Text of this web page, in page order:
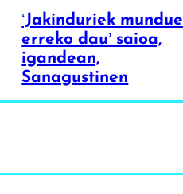
‘Jakinduriek mundue
erreko dau’ saioa,
igandean,
Sanagustinen